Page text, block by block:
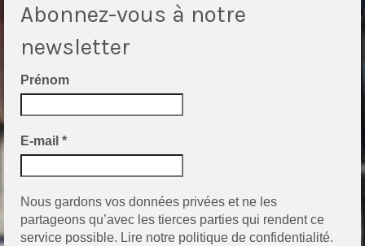
Abonnez-vous à notre
newsletter
Prénom
E-mail *
Nous gardons vos données privées et ne les
partageons qu’avec les tierces parties qui rendent ce
service possible. Lire notre politique de confidentialité.